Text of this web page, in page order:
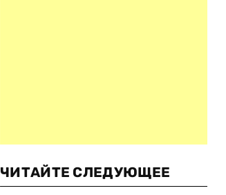
ЧИТАЙТЕ СЛЕДУЮЩЕЕ